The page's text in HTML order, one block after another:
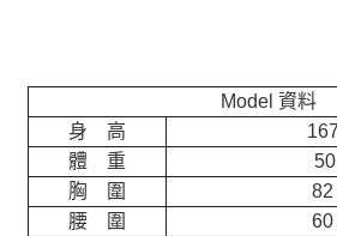
Model 資料
身 高
體 重
胸 圍
82
腰 圍
60